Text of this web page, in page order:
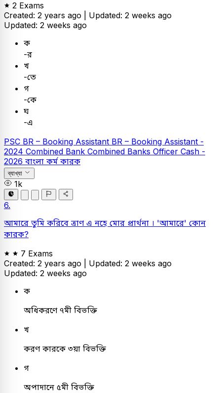
2 Exams
Created: 2 years ago | Updated: 2 weeks ago
Updated: 2 weeks ago
ক
-র
খ
-তে
গ
-কে
ঘ
-এ
PSC BR – Booking Assistant BR – Booking Assistant -
2024 Combined Bank Combined Banks Officer Cash -
2026 বাংলা কর্ম কারক
ব্যাখ্যা
1k
6.
আমারে তুমি করিবে ত্রাণ এ নহে মোর প্রার্থনা । 'আমারে' কোন
কারক?
7 Exams
Created: 2 years ago | Updated: 2 weeks ago
Updated: 2 weeks ago
ক
অধিকরণে ৭মী বিভক্তি
খ
করণ কারকে ৩য়া বিভক্তি
গ
অপাদানে ৫মী বিভক্তি